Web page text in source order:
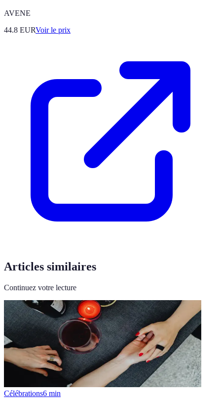
AVENE
44.8 EURVoir le prix
Articles similaires
Continuez votre lecture
Célébrations6 min